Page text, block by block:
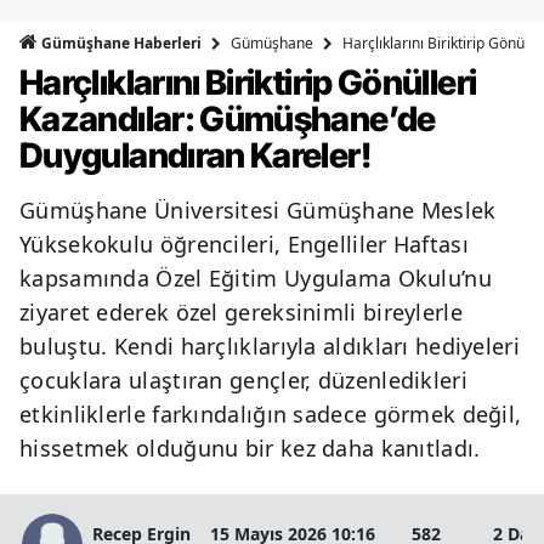
Bingöl
Bitlis
Bolu
Burdur
Bursa
Çanakkale
Çankırı
Çorum
Diyarbakır
Gümüşhane Haberleri Gümüşhane Harçlıklarını Biriktirip
Harçlıklarını Biriktirip Gönülleri
Kazandılar: Gümüşhane’de
Duygulandıran Kareler!
Gümüşhane Üniversitesi Gümüşhane Meslek
Yüksekokulu öğrencileri, Engelliler Haftası
kapsamında Özel Eğitim Uygulama Okulu’nu
ziyaret ederek özel gereksinimli bireylerle
buluştu. Kendi harçlıklarıyla aldıkları hediyeleri
çocuklara ulaştıran gençler, düzenledikleri
etkinliklerle farkındalığın sadece görmek değil,
hissetmek olduğunu bir kez daha kanıtladı.
Recep Ergin 15 Mayıs 2026 10:16 582 2